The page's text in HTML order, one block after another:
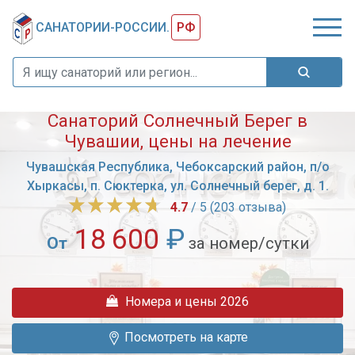
САНАТОРИИ-РОССИИ. РФ
Санаторий Солнечный Берег в
Чувашии, цены на лечение
Чувашская Республика, Чебоксарский район, п/о
Хыркасы, п. Сюктерка, ул. Солнечный берег, д. 1.
4.7 / 5 (203 отзыва)
От 18 600 ₽ за номер/сутки
15
км
Чебоксар,
Номера и цены 2026
Посмотреть на карте